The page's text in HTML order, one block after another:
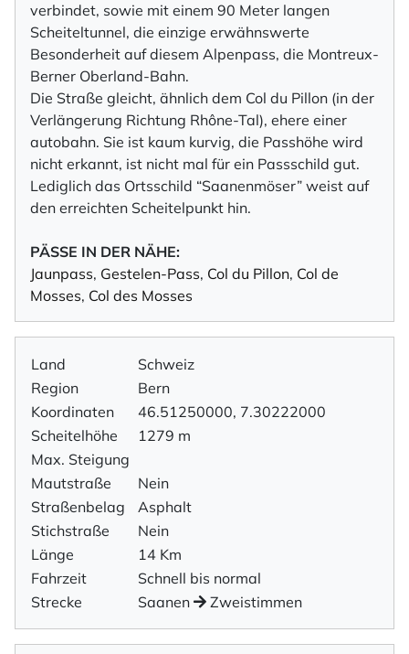
verbindet, sowie mit einem 90 Meter langen
Scheiteltunnel, die einzige erwähnswerte
Besonderheit auf diesem Alpenpass, die Montreux-
Berner Oberland-Bahn.
Die Straße gleicht, ähnlich dem Col du Pillon (in der
Verlängerung Richtung Rhône-Tal), ehere einer
autobahn. Sie ist kaum kurvig, die Passhöhe wird
nicht erkannt, ist nicht mal für ein Passschild gut.
Lediglich das Ortsschild “Saanenmöser” weist auf
den erreichten Scheitelpunkt hin.
PÄSSE IN DER NÄHE:
Jaunpass, Gestelen-Pass, Col du Pillon, Col de
Mosses, Col des Mosses
Land
Schweiz
Region
Bern
Koordinaten
46.51250000, 7.30222000
Scheitelhöhe
1279 m
Max. Steigung
Mautstraße
Nein
Straßenbelag
Asphalt
Stichstraße
Nein
Länge
14 Km
Fahrzeit
Schnell bis normal
Strecke
Saanen Zweistimmen